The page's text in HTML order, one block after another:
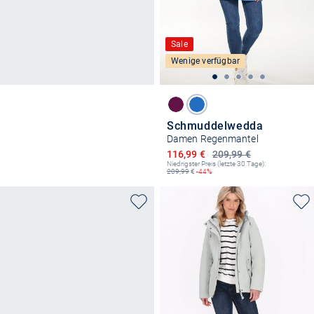
Sale
Wenige verfügbar
Schmuddelwedda
Damen Regenmantel
209,99 €
Ermäßigter Preis
116,99 €
Niedrigster Preis (letzte 30 Tage):
209,99€ -44%